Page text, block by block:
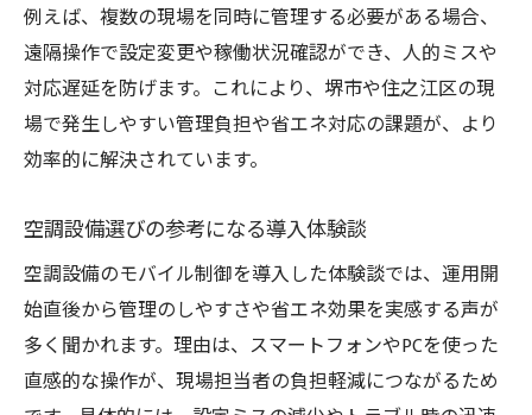
例えば、複数の現場を同時に管理する必要がある場合、
遠隔操作で設定変更や稼働状況確認ができ、人的ミスや
対応遅延を防げます。これにより、堺市や住之江区の現
場で発生しやすい管理負担や省エネ対応の課題が、より
効率的に解決されています。
空調設備選びの参考になる導入体験談
空調設備のモバイル制御を導入した体験談では、運用開
始直後から管理のしやすさや省エネ効果を実感する声が
多く聞かれます。理由は、スマートフォンやPCを使った
直感的な操作が、現場担当者の負担軽減につながるため